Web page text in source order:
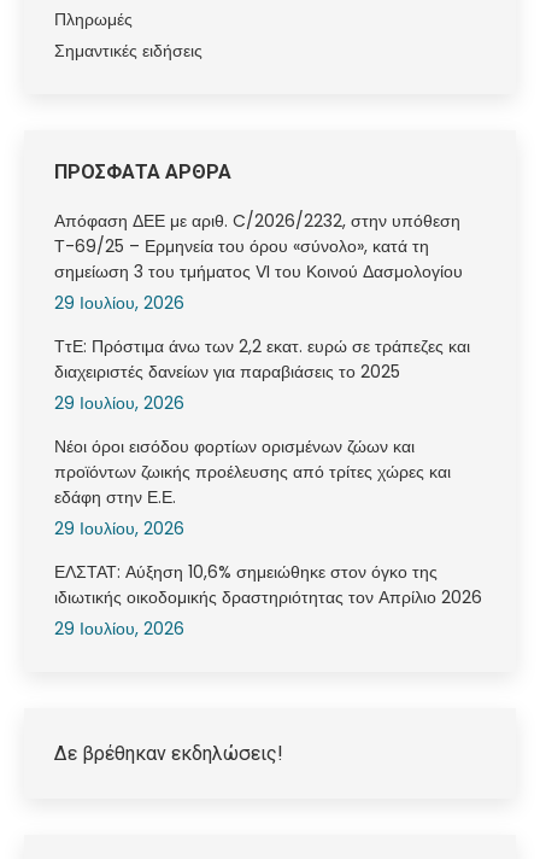
Πληρωμές
Σημαντικές ειδήσεις
ΠΡΟΣΦΑΤΑ ΑΡΘΡΑ
Απόφαση ΔΕΕ με αριθ. C/2026/2232, στην υπόθεση
Τ-69/25 – Ερμηνεία του όρου «σύνολο», κατά τη
σημείωση 3 του τμήματος VI του Κοινού Δασμολογίου
29 Ιουλίου, 2026
ΤτΕ: Πρόστιμα άνω των 2,2 εκατ. ευρώ σε τράπεζες και
διαχειριστές δανείων για παραβιάσεις το 2025
29 Ιουλίου, 2026
Νέοι όροι εισόδου φορτίων ορισμένων ζώων και
προϊόντων ζωικής προέλευσης από τρίτες χώρες και
εδάφη στην Ε.Ε.
29 Ιουλίου, 2026
ΕΛΣΤΑΤ: Αύξηση 10,6% σημειώθηκε στον όγκο της
ιδιωτικής οικοδομικής δραστηριότητας τον Απρίλιο 2026
29 Ιουλίου, 2026
Δε βρέθηκαν εκδηλώσεις!